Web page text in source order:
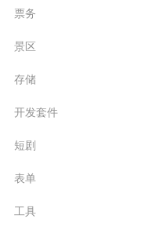
票务
景区
存储
开发套件
短剧
表单
工具